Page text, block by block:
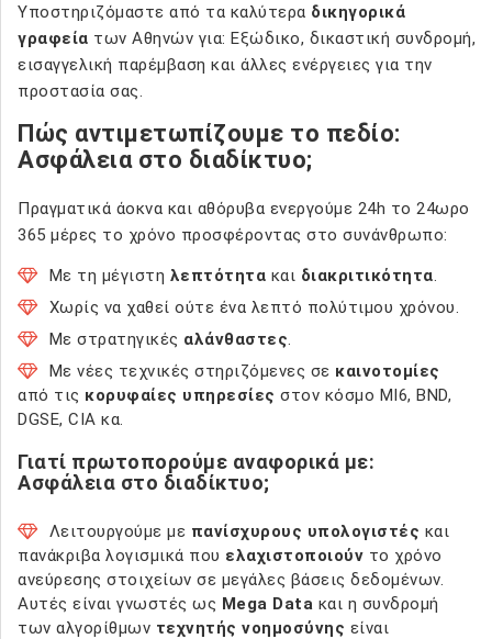
Υποστηριζόμαστε από τα καλύτερα δικηγορικά
γραφεία των Αθηνών για: Εξώδικο, δικαστική συνδρομή,
εισαγγελική παρέμβαση και άλλες ενέργειες για την
προστασία σας.
Πώς αντιμετωπίζουμε το πεδίο:
Ασφάλεια στο διαδίκτυο;
Πραγματικά άοκνα και αθόρυβα ενεργούμε 24h το 24ωρο
365 μέρες το χρόνο προσφέροντας στο συνάνθρωπο:
Με τη μέγιστη λεπτότητα και διακριτικότητα.
Χωρίς να χαθεί ούτε ένα λεπτό πολύτιμου χρόνου.
Με στρατηγικές αλάνθαστες.
Με νέες τεχνικές στηριζόμενες σε καινοτομίες
από τις κορυφαίες υπηρεσίες στον κόσμο MI6, BND,
DGSE, CIA κα.
Γιατί πρωτοπορούμε αναφορικά με:
Ασφάλεια στο διαδίκτυο;
Λειτουργούμε με πανίσχυρους υπολογιστές και
πανάκριβα λογισμικά που ελαχιστοποιούν το χρόνο
ανεύρεσης στοιχείων σε μεγάλες βάσεις δεδομένων.
Αυτές είναι γνωστές ως Mega Data και η συνδρομή
των αλγορίθμων τεχνητής νοημοσύνης είναι